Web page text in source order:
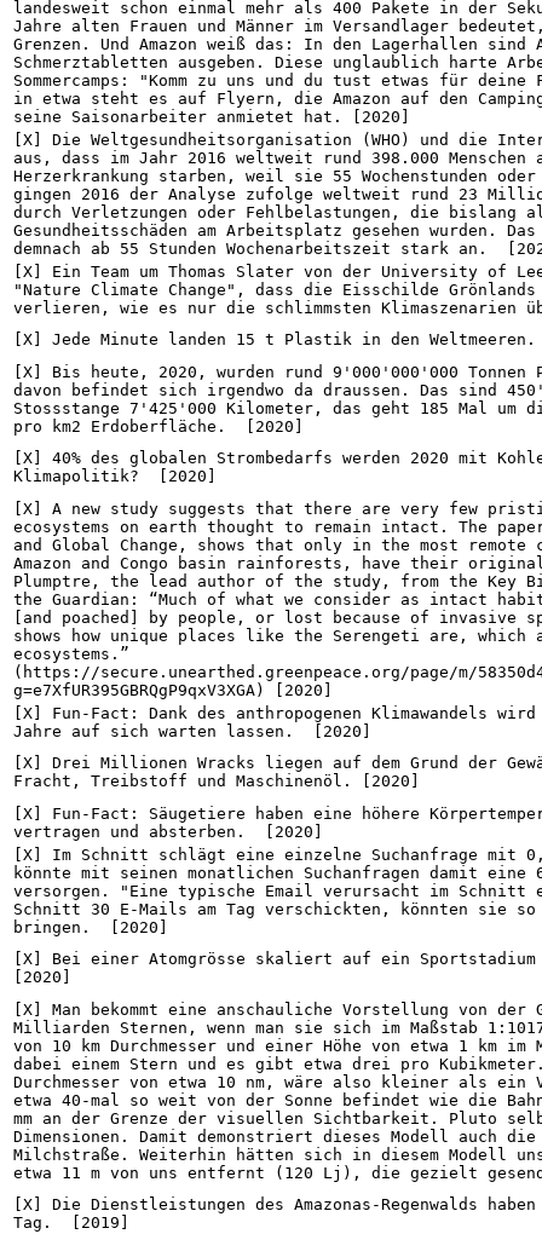
landesweit schon einmal mehr als 400 Pakete in der
Jahre alten Frauen und Männer im Versandlager
Grenzen. Und Amazon weiß das: In den Lagerhallen
Schmerztabletten ausgeben. Diese unglaublich harte
Sommercamps: "Komm zu uns und du tust etwas für
in etwa steht es auf Flyern, die Amazon auf den
seine Saisonarbeiter anmietet hat. [2020]
[X] Die Weltgesundheitsorganisation (WHO) und die
aus, dass im Jahr 2016 weltweit rund 398.000
Herzerkrankung starben, weil sie 55 Wochenstunden
gingen 2016 der Analyse zufolge weltweit rund 23
durch Verletzungen oder Fehlbelastungen, die bislang
Gesundheitsschäden am Arbeitsplatz gesehen wurden.
demnach ab 55 Stunden Wochenarbeitszeit stark an.
[X] Ein Team um Thomas Slater von der University of
"Nature Climate Change", dass die Eisschilde
verlieren, wie es nur die schlimmsten Klimaszenarien
[X] Jede Minute landen 15 t Plastik in den
[X] Bis heute, 2020, wurden rund 9'000'000'000
davon befindet sich irgendwo da draussen. Das sind
Stossstange 7'425'000 Kilometer, das geht 185 Mal um
pro km2 Erdoberfläche.  [2020]
[X] 40% des globalen Strombedarfs werden 2020 mit
Klimapolitik?  [2020]
[X] A new study suggests that there are very few
ecosystems on earth thought to remain intact. The
and Global Change, shows that only in the most
Amazon and Congo basin rainforests, have their
Plumptre, the lead author of the study, from the Key
the Guardian: “Much of what we consider as intact
[and poached] by people, or lost because of
shows how unique places like the Serengeti are,
ecosystems.”
(https://secure.unearthed.greenpeace.org/page/m/
g=e7XfUR395GBRQgP9qxV3XGA) [2020]
[X] Fun-Fact: Dank des anthropogenen Klimawandels
Jahre auf sich warten lassen.  [2020]
[X] Drei Millionen Wracks liegen auf dem Grund der
Fracht, Treibstoff und Maschinenöl. [2020]
[X] Fun-Fact: Säugetiere haben eine höhere
vertragen und absterben.  [2020]
[X] Im Schnitt schlägt eine einzelne Suchanfrage mit
könnte mit seinen monatlichen Suchanfragen damit
versorgen. "Eine typische Email verursacht im Schnitt
Schnitt 30 E-Mails am Tag verschickten, könnten sie so
bringen.  [2020]
[X] Bei einer Atomgrösse skaliert auf ein
[2020]
[X] Man bekommt eine anschauliche Vorstellung von
Milliarden Sternen, wenn man sie sich im Maßstab
von 10 km Durchmesser und einer Höhe von etwa 1
dabei einem Stern und es gibt etwa drei pro
Durchmesser von etwa 10 nm, wäre also kleiner als
etwa 40-mal so weit von der Sonne befindet wie die
mm an der Grenze der visuellen Sichtbarkeit. Pluto
Dimensionen. Damit demonstriert dieses Modell auch
Milchstraße. Weiterhin hätten sich in diesem Modell
etwa 11 m von uns entfernt (120 Lj), die gezielt
[X] Die Dienstleistungen des Amazonas-Regenwalds
Tag.  [2019]